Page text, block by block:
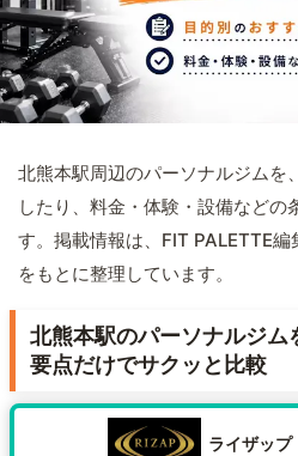
北熊本駅周辺のパーソナルジムを
したり、料金・体験・設備などの
す。掲載情報は、FIT PALETTE
をもとに整理しています。
北熊本駅のパーソナルジム
要点だけでサクッと比較
ライザップ